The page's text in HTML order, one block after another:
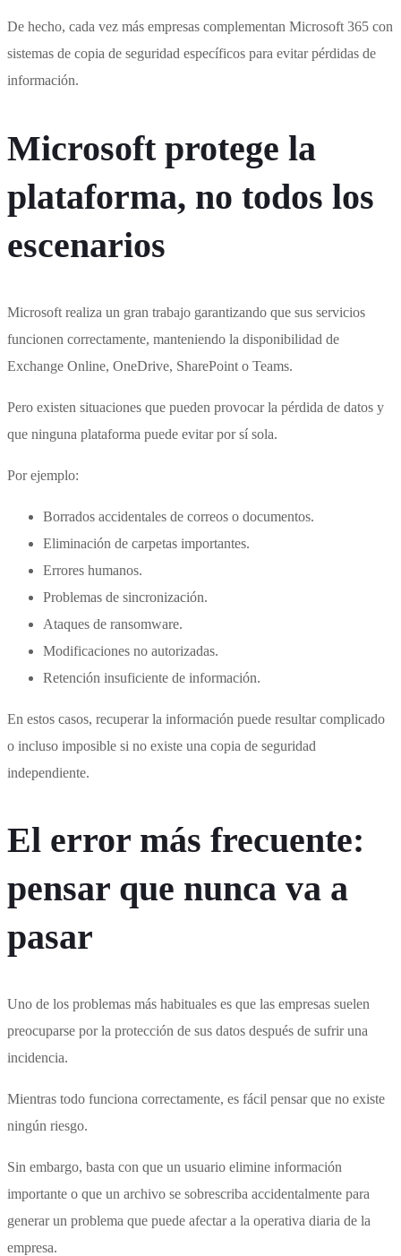
De hecho, cada vez más empresas complementan Microsoft 365 con
sistemas de copia de seguridad específicos para evitar pérdidas de
información.
Microsoft protege la
plataforma, no todos los
escenarios
Microsoft realiza un gran trabajo garantizando que sus servicios
funcionen correctamente, manteniendo la disponibilidad de
Exchange Online, OneDrive, SharePoint o Teams.
Pero existen situaciones que pueden provocar la pérdida de datos y
que ninguna plataforma puede evitar por sí sola.
Por ejemplo:
Borrados accidentales de correos o documentos.
Eliminación de carpetas importantes.
Errores humanos.
Problemas de sincronización.
Ataques de ransomware.
Modificaciones no autorizadas.
Retención insuficiente de información.
En estos casos, recuperar la información puede resultar complicado
o incluso imposible si no existe una copia de seguridad
independiente.
El error más frecuente:
pensar que nunca va a
pasar
Uno de los problemas más habituales es que las empresas suelen
preocuparse por la protección de sus datos después de sufrir una
incidencia.
Mientras todo funciona correctamente, es fácil pensar que no existe
ningún riesgo.
Sin embargo, basta con que un usuario elimine información
importante o que un archivo se sobrescriba accidentalmente para
generar un problema que puede afectar a la operativa diaria de la
empresa.